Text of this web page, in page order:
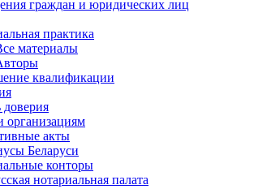
граждан и юридических лиц
практика
материалы
квалификации
доверия
организациям
акты
Беларуси
конторы
нотариальная палата